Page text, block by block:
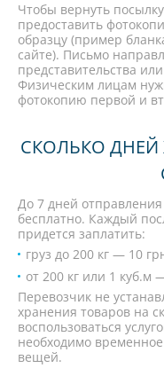
Чтобы вернуть
предоставить
образцу (пример
сайте). Письмо
представительства
Физическим лицам
фотокопию первой и
СКОЛЬКО
До 7 дней
бесплатно. Каждый
придется заплатить:
груз до 200 кг — 10
от 200 кг или 1 куб.м
Перевозчик не
хранения товаров на
воспользоваться
необходимо
вещей.